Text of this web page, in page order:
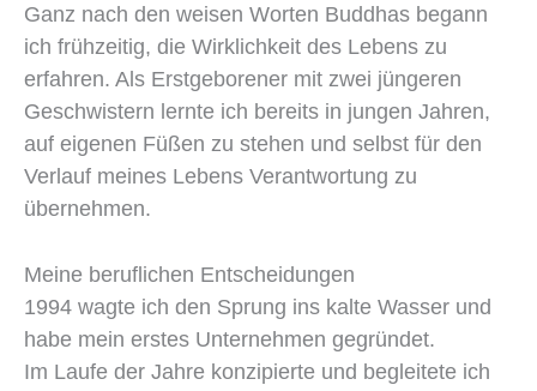
Ganz nach den weisen Worten Buddhas begann
ich frühzeitig, die Wirklichkeit des Lebens zu
erfahren. Als Erstgeborener mit zwei jüngeren
Geschwistern lernte ich bereits in jungen Jahren,
auf eigenen Füßen zu stehen und selbst für den
Verlauf meines Lebens Verantwortung zu
übernehmen.
Meine beruflichen Entscheidungen
1994 wagte ich den Sprung ins kalte Wasser und
habe mein erstes Unternehmen gegründet.
Im Laufe der Jahre konzipierte und begleitete ich